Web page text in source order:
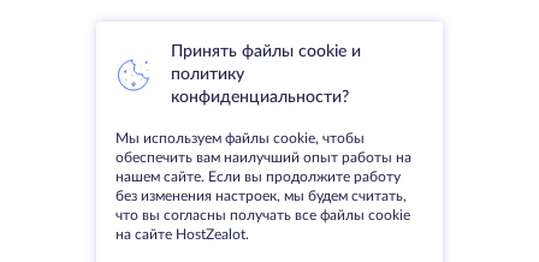
Принять файлы cookie и
политику
конфиденциальности?
Мы используем файлы cookie, чтобы
обеспечить вам наилучший опыт работы на
нашем сайте. Если вы продолжите работу
без изменения настроек, мы будем считать,
что вы согласны получать все файлы cookie
на сайте HostZealot.